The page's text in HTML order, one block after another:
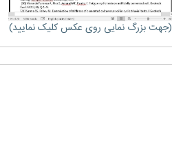
(جهت بزرگ نمایی روی عکس کلیک نمایید)